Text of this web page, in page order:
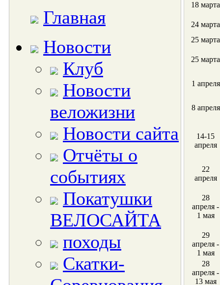
Главная
Новости
Клуб
Новости
веложизни
Новости сайта
Отчёты о
событиях
Покатушки
ВЕЛОСАЙТА
походы
Скатки-
18 марта
24 марта
25 марта
25 марта
1 апреля
8 апреля
14-15
апреля
22
апреля
28
апреля -
1 мая
29
апреля -
1 мая
28
апреля -
13 мая